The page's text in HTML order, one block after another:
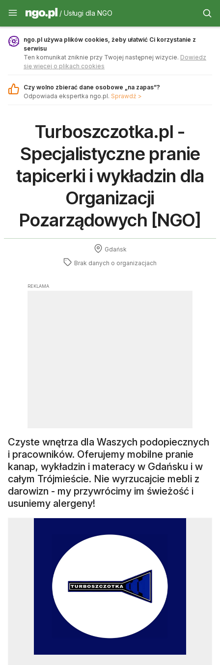
Usługi dla NGO - ngo.pl
/ Usługi dla NGO
ngo.pl używa plików cookies, żeby ułatwić Ci korzystanie z
serwisu
Ten komunikat zniknie przy Twojej następnej wizycie. Dowiedz
się więcej o plikach cookies
Czy wolno zbierać dane osobowe „na zapas”?
Odpowiada ekspertka ngo.pl. Sprawdź >
Turboszczotka.pl -
Specjalistyczne pranie
tapicerki i wykładzin dla
Organizacji
Pozarządowych [NGO]
Gdańsk
Brak danych o organizacjach
REKLAMA
Czyste wnętrza dla Waszych podopiecznych
i pracowników. Oferujemy mobilne pranie
kanap, wykładzin i materacy w Gdańsku i w
całym Trójmieście. Nie wyrzucajcie mebli z
darowizn - my przywrócimy im świeżość i
usuniemy alergeny!